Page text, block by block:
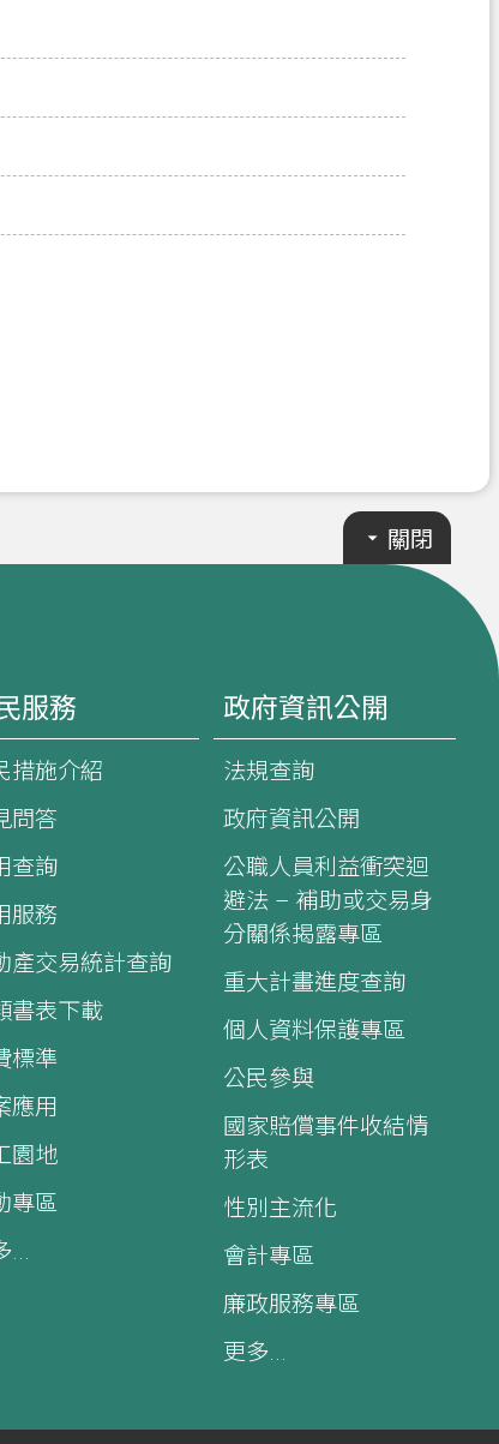
關閉
服務
措施介紹
問答
查詢
服務
產交易統計查詢
書表下載
標準
應用
園地
專區
...
政府資訊公開
法規查詢
政府資訊公開
公職人員利益衝突迴
避法 – 補助或交易身
分關係揭露專區
重大計畫進度查詢
個人資料保護專區
公民參與
國家賠償事件收結情
形表
性別主流化
會計專區
廉政服務專區
更多...